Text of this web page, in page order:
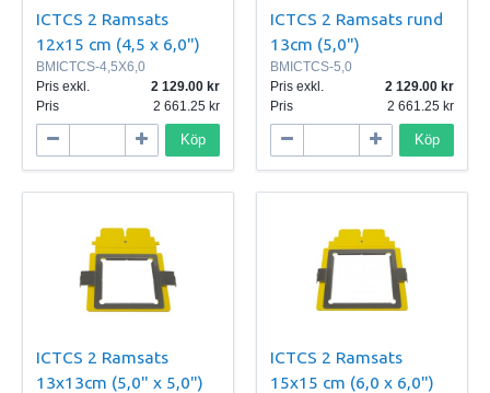
ICTCS 2 Ramsats
12x15 cm (4,5 x 6,0")
BMICTCS-4,5X6,0
Pris exkl.
2 129.00
Pris
2 661.25
Köp
ICTCS 2 Ramsats rund
13cm (5,0")
BMICTCS-5,0
Pris exkl.
2 129.00
Pris
2 661.25
Köp
ICTCS 2 Ramsats
13x13cm (5,0" x 5,0")
ICTCS 2 Ramsats
15x15 cm (6,0 x 6,0")